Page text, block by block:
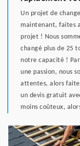
Un projet de
maintenant, faites
projet ! Nous
changé plus de 25
notre capacité !
une passion, nous
attentes, alors
un devis gratuit
moins coûteux,